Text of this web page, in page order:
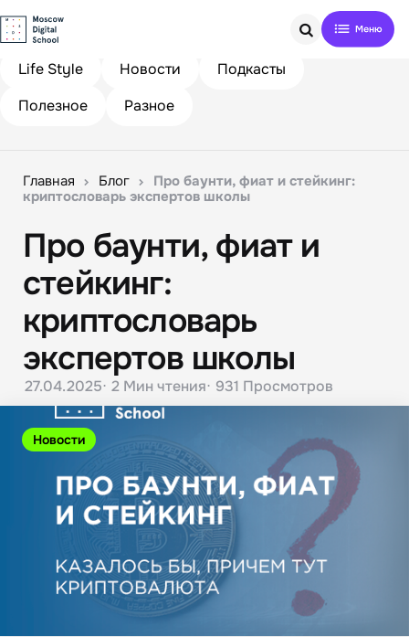
Search
Life Style
Новости
Подкасты
Полезное
Разное
Главная Блог
Про баунти, фиат и стейкинг:
криптословарь экспертов школы
Новости
Про баунти, фиат и
стейкинг:
криптословарь
экспертов школы
27.04.2025 2 Мин чтения 931 Просмотров